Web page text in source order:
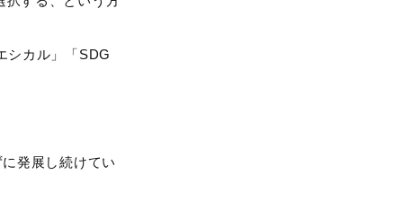
シカル」「SDG
発展し続けてい